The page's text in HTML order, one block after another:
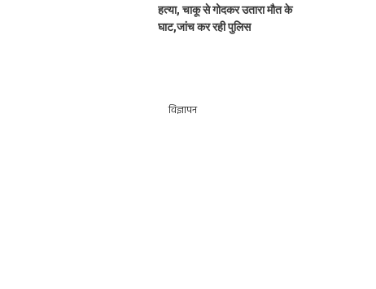
हत्या, चाकू से गोदकर उतारा मौत के
घाट,जांच कर रही पुलिस
विज्ञापन